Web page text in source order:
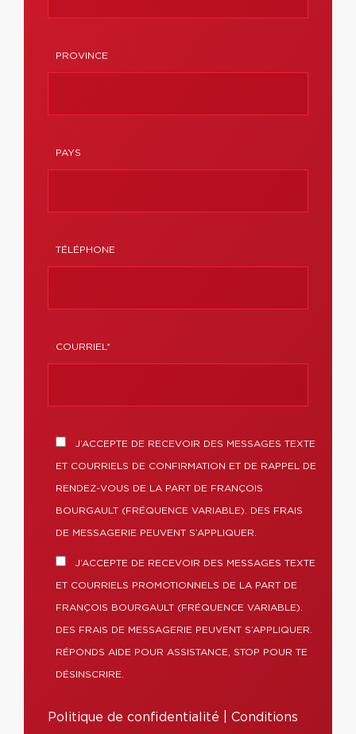
PROVINCE
PAYS
TÉLÉPHONE
COURRIEL*
J’ACCEPTE DE RECEVOIR DES MESSAGES TEXTE
ET COURRIELS DE CONFIRMATION ET DE RAPPEL DE
RENDEZ-VOUS DE LA PART DE FRANÇOIS
BOURGAULT (FRÉQUENCE VARIABLE). DES FRAIS
DE MESSAGERIE PEUVENT S’APPLIQUER.
J’ACCEPTE DE RECEVOIR DES MESSAGES TEXTE
ET COURRIELS PROMOTIONNELS DE LA PART DE
FRANÇOIS BOURGAULT (FRÉQUENCE VARIABLE).
DES FRAIS DE MESSAGERIE PEUVENT S’APPLIQUER.
RÉPONDS AIDE POUR ASSISTANCE, STOP POUR TE
DÉSINSCRIRE.
Politique de confidentialité
Conditions